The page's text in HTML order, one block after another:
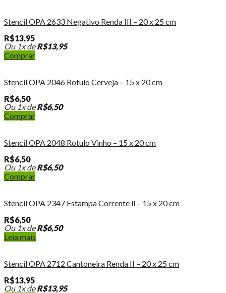
Stencil OPA 2633 Negativo Renda III – 20 x 25 cm
R$13,95
Ou 1x deR$13,95
Comprar
Stencil OPA 2046 Rotulo Cerveja – 15 x 20 cm
R$6,50
Ou 1x deR$6,50
Comprar
Stencil OPA 2048 Rotulo Vinho – 15 x 20 cm
R$6,50
Ou 1x deR$6,50
Comprar
Stencil OPA 2347 Estampa Corrente ll – 15 x 20 cm
R$6,50
Ou 1x deR$6,50
Leia mais
Stencil OPA 2712 Cantoneira Renda II – 20 x 25 cm
R$13,95
Ou 1x deR$13,95